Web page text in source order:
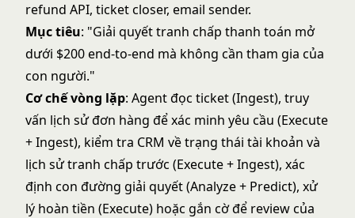
refund API, ticket closer, email sender.
Mục tiêu: "Giải quyết tranh chấp thanh toán mở
dưới $200 end-to-end mà không cần tham gia của
con người."
Cơ chế vòng lặp: Agent đọc ticket (Ingest), truy
vấn lịch sử đơn hàng để xác minh yêu cầu (Execute
+ Ingest), kiểm tra CRM về trạng thái tài khoản và
lịch sử tranh chấp trước (Execute + Ingest), xác
định con đường giải quyết (Analyze + Predict), xử
lý hoàn tiền (Execute) hoặc gắn cờ để review của